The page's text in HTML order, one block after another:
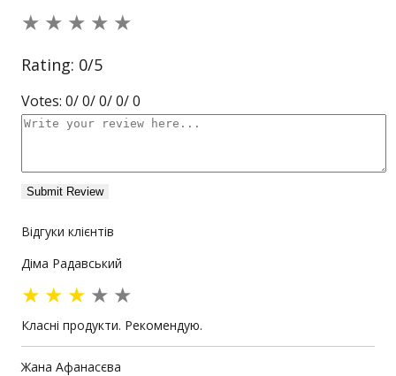
★ ★ ★ ★ ★
Rating: 0/5
Votes: 0/0/0/0/0
Відгуки клієнтів
Діма Радавський
★ ★ ★ ★ ★
Класні продукти. Рекомендую.
Жана Афанасєва